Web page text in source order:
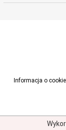
Informacja o